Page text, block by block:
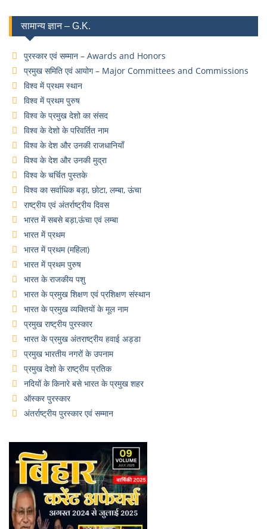
सामान्य ज्ञान – G.K.
पुरस्कार एवं सम्मान – Awards and Honors
प्रमुख समिति एवं आयोग – Major Committees and Commissions
विश्व में प्रथम स्थान
विश्व में प्रथम पुरुष
विश्व के प्रमुख देशो का संसद
विश्व के देशो के परिवर्तित नाम
विश्व के देश और उनकी राजधानियाँ
विश्व के देश और उनकी मुद्रा
विश्व के चर्चित पुस्तके
विश्व का सर्वाधिक बड़ा, छोटा, लम्बा, ऊंचा
राष्ट्रीय एवं अंतर्राष्ट्रीय दिवस
भारत में सबसे बड़ा,ऊंचा एवं लम्बा
भारत में प्रथम
भारत में प्रथम (महिला)
भारत में प्रथम पुरुष
भारत के राजकीय पशु
भारत के प्रमुख शिक्षण एवं प्रशिक्षण संस्थान
भारत के प्रमुख व्यक्तियों के मूल नाम
प्रमुख राष्ट्रीय पुरस्कार
भारत के प्रमुख अंतराष्ट्रीय हवाई अड्डा
प्रमुख भारतीय नगरों के उपनाम
प्रमुख देशो के राष्ट्रीय प्रतिक
नदियों के किनारे बसे भारत के प्रमुख शहर
ऑस्कर पुरस्कार
अंतर्राष्ट्रीय पुरस्कार एवं सम्मान